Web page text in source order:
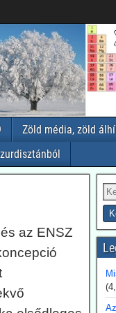
Zöld média, zöld
az ENSZ